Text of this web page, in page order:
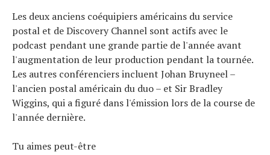
Les deux anciens coéquipiers américains du service
postal et de Discovery Channel sont actifs avec le
podcast pendant une grande partie de l'année avant
l'augmentation de leur production pendant la tournée.
Les autres conférenciers incluent Johan Bruyneel –
l'ancien postal américain du duo – et Sir Bradley
Wiggins, qui a figuré dans l'émission lors de la course de
l'année dernière.
Tu aimes peut-être